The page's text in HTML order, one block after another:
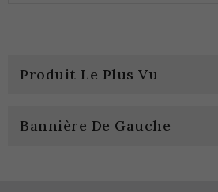
Produit Le Plus Vu
Bannière De Gauche